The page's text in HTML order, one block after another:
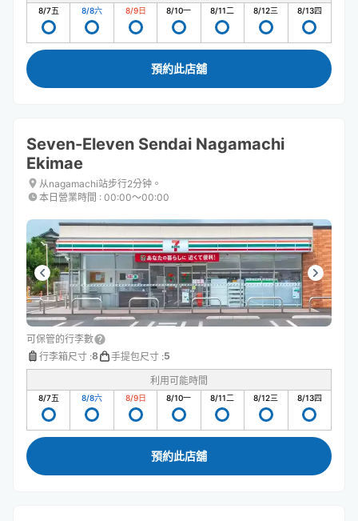
8/7五 8/8六 8/9日 8/10一 8/11二 8/12三 8/13四
預約此店舖
Seven-Eleven Sendai Nagamachi
Ekimae
从nagamachi站步行2分钟。
本日營業時間 : 00:00〜00:00
可保管的行李數
行李箱尺寸 :8 手提包尺寸 :5
利用可能時間
8/7五 8/8六 8/9日 8/10一 8/11二 8/12三 8/13四
預約此店舖